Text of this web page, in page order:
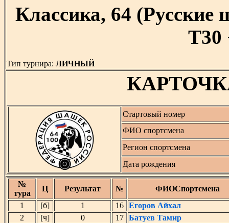
Классика, 64
T30
Тип турнира: ЛИЧНЫЙ
Стартовый номер
ФИО спортсмена
Регион спортсмена
Дата рождения
№
тура
Ц Результат №
ФИОСпортсмена
1
[б] 1 16
Егоров Айхал
2
[ч] 0 17
Батуев Тамир